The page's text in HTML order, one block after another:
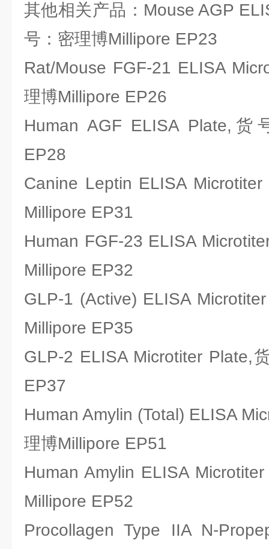
其他相关产品：Mouse AGP
号：密理博Millipore EP23
Rat/Mouse FGF-21 ELISA
理博Millipore EP26
Human AGF ELISA Plate,货
EP28
Canine Leptin ELISA
Millipore EP31
Human FGF-23 ELISA
Millipore EP32
GLP-1 (Active) ELISA
Millipore EP35
GLP-2 ELISA Microtiter Plate,
EP37
Human Amylin (Total) ELISA
理博Millipore EP51
Human Amylin ELISA
Millipore EP52
Procollagen Type IIA N-